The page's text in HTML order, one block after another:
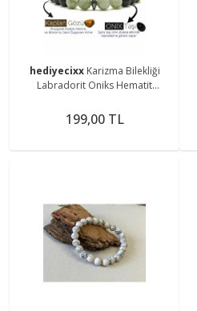
hediyecixx Karizma Bilekliği
Labradorit Oniks Hematit
199,00 TL